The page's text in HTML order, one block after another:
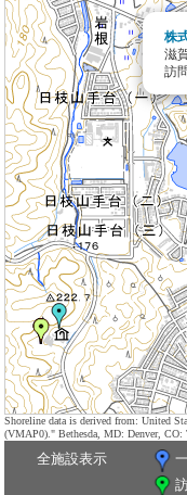
株
滋
訪
Shoreline data is derived from: United
(VMAP0)." Bethesda, MD: Denver, CO:
全施設表示